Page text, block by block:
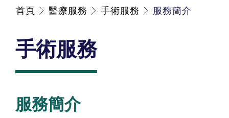
首頁 醫療服務 手術服務 服務簡介
手術服務
服務簡介